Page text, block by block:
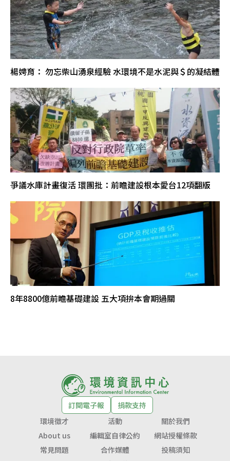
楊娉育： 勿忘柴山湧泉經驗 水環境不是水泥與＄的凝結體
爭議水庫計畫復活 環團批：前瞻建設根本愛台12項翻版
8年8800億前瞻基礎建設 五大項拚本會期過關
訂閱電子報
捐款支持
環境徵才
活動
關於我們
About us
編輯室自律公約
網站授權條款
常見問題
合作媒體
投稿須知